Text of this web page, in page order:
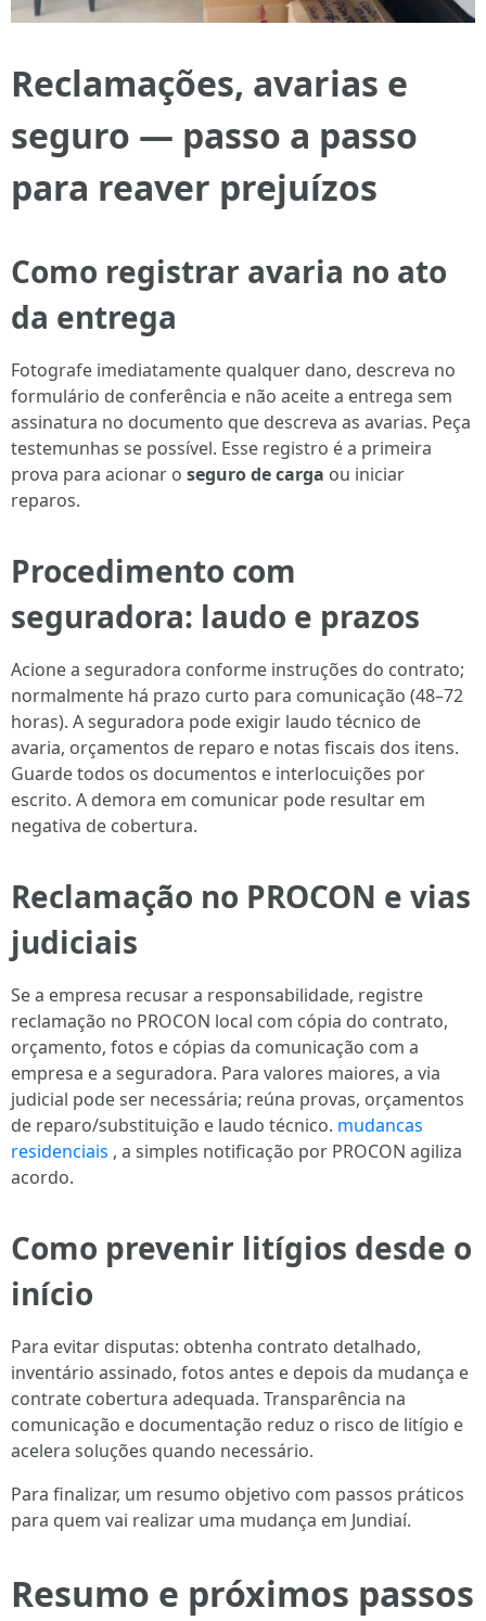
Reclamações, avarias e
seguro — passo a passo
para reaver prejuízos
Como registrar avaria no ato
da entrega
Fotografe imediatamente qualquer dano, descreva no
formulário de conferência e não aceite a entrega sem
assinatura no documento que descreva as avarias. Peça
testemunhas se possível. Esse registro é a primeira
prova para acionar o seguro de carga ou iniciar
reparos.
Procedimento com
seguradora: laudo e prazos
Acione a seguradora conforme instruções do contrato;
normalmente há prazo curto para comunicação (48–72
horas). A seguradora pode exigir laudo técnico de
avaria, orçamentos de reparo e notas fiscais dos itens.
Guarde todos os documentos e interlocuições por
escrito. A demora em comunicar pode resultar em
negativa de cobertura.
Reclamação no PROCON e vias
judiciais
Se a empresa recusar a responsabilidade, registre
reclamação no PROCON local com cópia do contrato,
orçamento, fotos e cópias da comunicação com a
empresa e a seguradora. Para valores maiores, a via
judicial pode ser necessária; reúna provas, orçamentos
de reparo/substituição e laudo técnico. mudancas
residenciais , a simples notificação por PROCON agiliza
acordo.
Como prevenir litígios desde o
início
Para evitar disputas: obtenha contrato detalhado,
inventário assinado, fotos antes e depois da mudança e
contrate cobertura adequada. Transparência na
comunicação e documentação reduz o risco de litígio e
acelera soluções quando necessário.
Para finalizar, um resumo objetivo com passos práticos
para quem vai realizar uma mudança em Jundiaí.
Resumo e próximos passos